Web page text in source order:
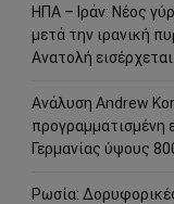
ΗΠΑ – Ιράν: Νέος
μετά την ιρανική
Ανατολή
Ανάλυση Andrew
προγραμματισμένη
Γερμανίας ύψους
Ρωσία: